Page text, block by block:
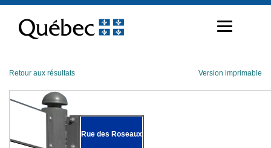
contenu
Retour aux résultats Version imprimable
Rue des Roseaux